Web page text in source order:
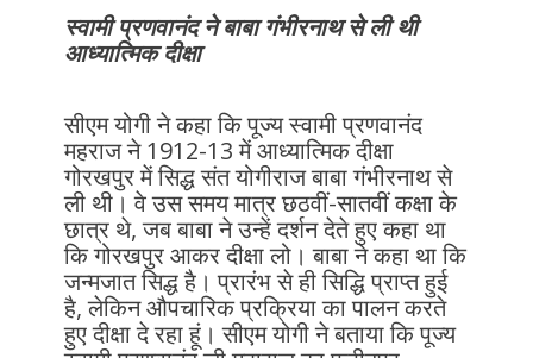
स्वामी प्रणवानंद ने बाबा गंभीरनाथ से ली थी
आध्यात्मिक दीक्षा
सीएम योगी ने कहा कि पूज्य स्वामी प्रणवानंद
महराज ने 1912-13 में आध्यात्मिक दीक्षा
गोरखपुर में सिद्ध संत योगीराज बाबा गंभीरनाथ से
ली थी। वे उस समय मात्र छठवीं-सातवीं कक्षा के
छात्र थे, जब बाबा ने उन्हें दर्शन देते हुए कहा था
कि गोरखपुर आकर दीक्षा लो। बाबा ने कहा था कि
जन्मजात सिद्ध है। प्रारंभ से ही सिद्धि प्राप्त हुई
है, लेकिन औपचारिक प्रक्रिया का पालन करते
हुए दीक्षा दे रहा हूं। सीएम योगी ने बताया कि पूज्य